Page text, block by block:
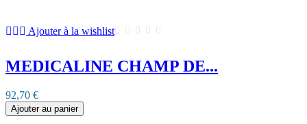
Ajouter à la wishlist
MEDICALINE CHAMP DE...
92,70 €
Ajouter au panier